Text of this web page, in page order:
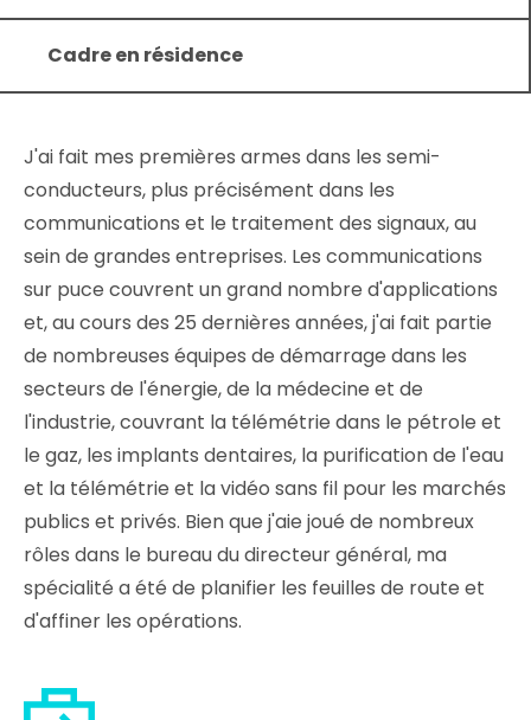
Cadre en résidence
J'ai fait mes premières armes dans les semi-
conducteurs, plus précisément dans les
communications et le traitement des signaux, au
sein de grandes entreprises. Les communications
sur puce couvrent un grand nombre d'applications
et, au cours des 25 dernières années, j'ai fait partie
de nombreuses équipes de démarrage dans les
secteurs de l'énergie, de la médecine et de
l'industrie, couvrant la télémétrie dans le pétrole et
le gaz, les implants dentaires, la purification de l'eau
et la télémétrie et la vidéo sans fil pour les marchés
publics et privés. Bien que j'aie joué de nombreux
rôles dans le bureau du directeur général, ma
spécialité a été de planifier les feuilles de route et
d'affiner les opérations.